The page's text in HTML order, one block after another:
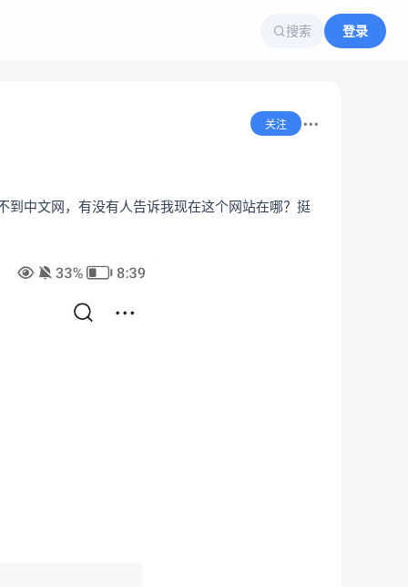
搜索 登录
关注
到中文网，有没有人告诉我现在这个网站在哪？挺